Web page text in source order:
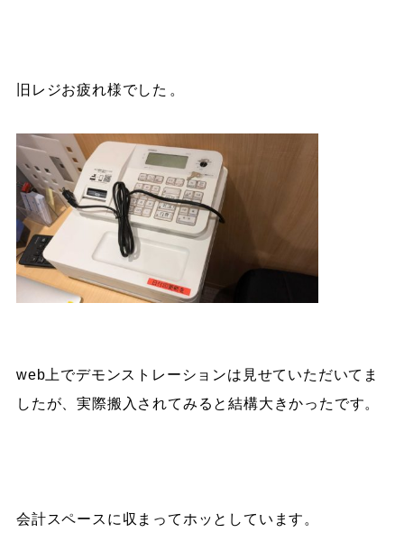
旧レジお疲れ様でした 。
web上でデモンストレーションは見せていただいてま
したが、実際搬入されてみると結構大きかったです。
会計スペースに収まってホッとしています。